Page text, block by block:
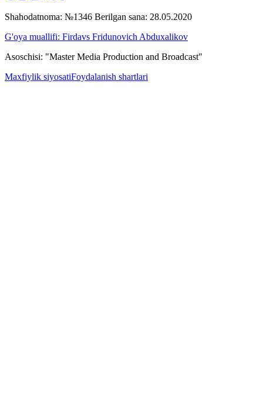
Shahodatnoma: №1346 Berilgan sana: 28.05.2020
G'oya muallifi: Firdavs Fridunovich Abduxalikov
Asoschisi: "Master Media Production and Broadcast"
Maxfiylik siyosatiFoydalanish shartlari